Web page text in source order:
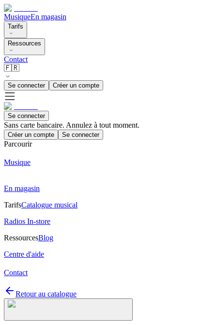
MusiqueEn magasin
Tarifs
Ressources
Contact
🇫🇷
Se connecter Créer un compte
Se connecter
Sans carte bancaire. Annulez à tout moment.
Créer un compte Se connecter
Parcourir
Musique
En magasin
TarifsCatalogue musical
Radios In-store
RessourcesBlog
Centre d'aide
Contact
Retour au catalogue